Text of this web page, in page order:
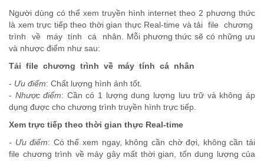
Người dùng có thể xem truyền hình internet theo 2 phương thức
là xem trực tiếp theo thời gian thực Real-time và tải file chương
trình về máy tính cá nhân. Mỗi phương thức sẽ có những ưu
và nhược điểm như sau:
Tải file chương trình về máy tính cá nhân
- Ưu điểm: Chất lượng hình ảnh tốt.
- Nhược điểm: Cần có 1 lượng dung lượng lưu trữ và không áp
dụng được cho chương trình truyền hình trực tiếp.
Xem trực tiếp theo thời gian thực Real-time
- Ưu điểm: Có thể xem ngay, không cần chờ đợi, không cần tải
file chương trình về máy gây mất thời gian, tốn dung lượng của